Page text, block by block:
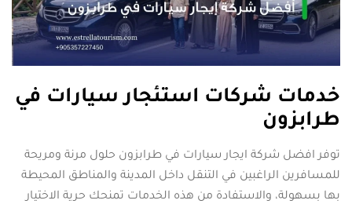
خدمات شركات استئجار سيارات في
طرابزون
توفر افضل شركة ايجار سيارات في طرابزون حلول مرنة ومريحة
للمسافرين الراغبين في التنقل داخل المدينة والمناطق المحيطة
بها بسهولة، والاستفادة من هذه الخدمات تمنحك حرية الاختيار